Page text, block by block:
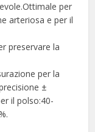
per
arteriosa e per il
preservare la
per la
±
il polso:40-